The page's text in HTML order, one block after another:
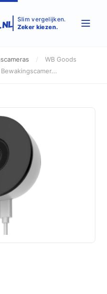
Slim vergelijken.
Zeker kiezen.
/
WB Goods